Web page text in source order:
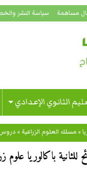
مساهمة سياسة النشر
الثانوي الإعدادي
» مسلك العلوم الزراعية » دروس
باكالوريا